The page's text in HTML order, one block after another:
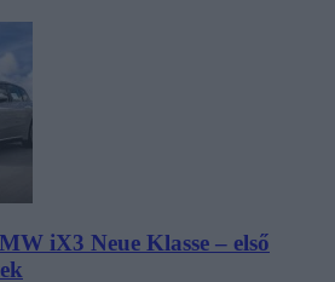
iX3 Neue Klasse – első